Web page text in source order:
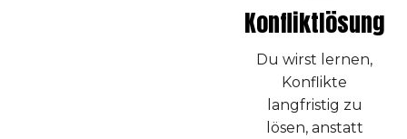
Konfliktlösung
Du wirst lernen,
Konflikte
langfristig zu
lösen, anstatt